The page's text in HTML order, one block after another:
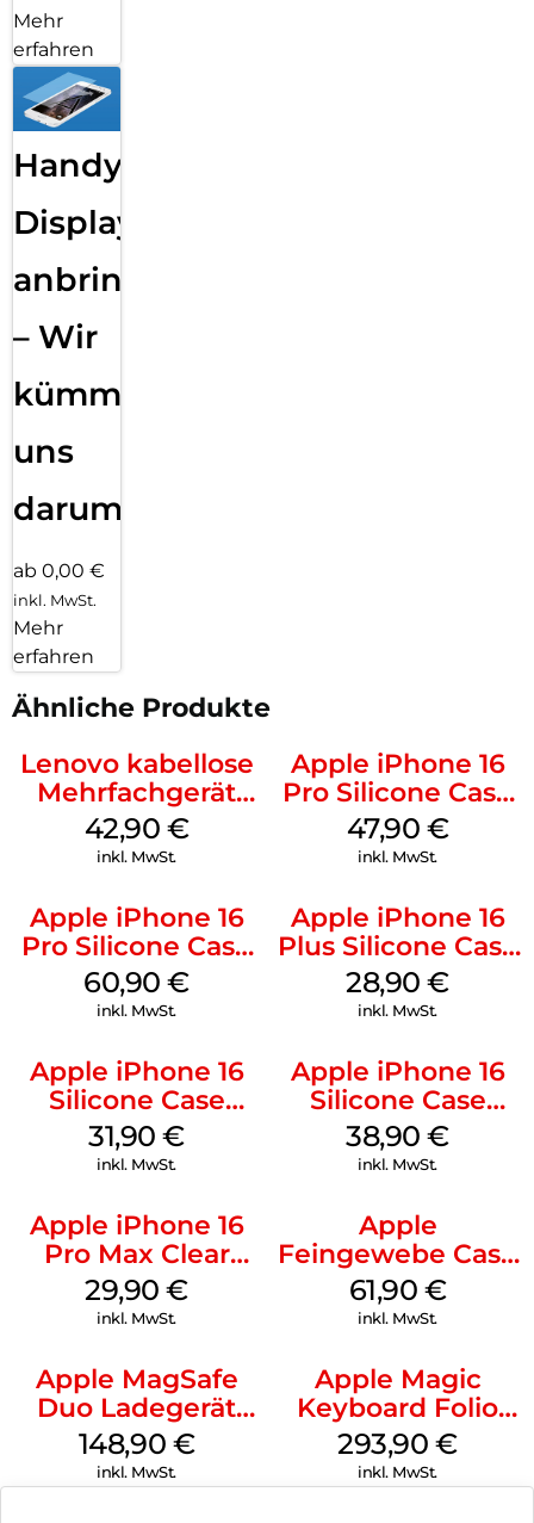
Mehr
erfahren
Handy
Displayfolie
anbringen
– Wir
kümmern
uns
darum!
ab 0,00 €
inkl. MwSt.
Mehr
erfahren
Ähnliche Produkte
Lenovo kabellose
Mehrfachgerät
Luna Grey
42,90 €
inkl. MwSt.
Apple iPhone 16
Pro Silicone Case
MagSafe Denim
47,90 €
inkl. MwSt.
Apple iPhone 16
Pro Silicone Case
MagSafe Stone
Gray
60,90€
inkl. MwSt.
Apple iPhone 16
Plus Silicone Case
MagSafe Black
28,90€
inkl. MwSt.
Apple iPhone 16
Silicone Case
MagSafe Fuchsia
31,90€
inkl. MwSt.
Apple iPhone 16
Silicone Case
MagSafe
Ultramarine
38,90€
inkl. MwSt.
Apple iPhone 16
Pro Max Clear
Case MagSafe
Transparent
29,90€
inkl. MwSt.
Apple
Feingewebe Case
iPhone 15 Pro
MagSafe Schwarz
61,90 €
inkl. MwSt.
Apple MagSafe
Duo Ladegerät
Weiß
148,90 €
inkl. MwSt.
Apple Magic
Keyboard Folio
iPad 10.9″ (10.Gen.)
Weiß
293,90€
inkl. MwSt.